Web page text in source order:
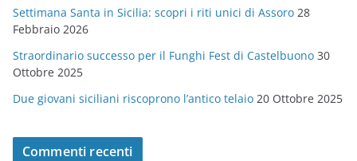
Settimana Santa in Sicilia: scopri i riti unici di Assoro 28
Febbraio 2026
Straordinario successo per il Funghi Fest di Castelbuono 30
Ottobre 2025
Due giovani siciliani riscoprono l’antico telaio 20 Ottobre 2025
Commenti recenti